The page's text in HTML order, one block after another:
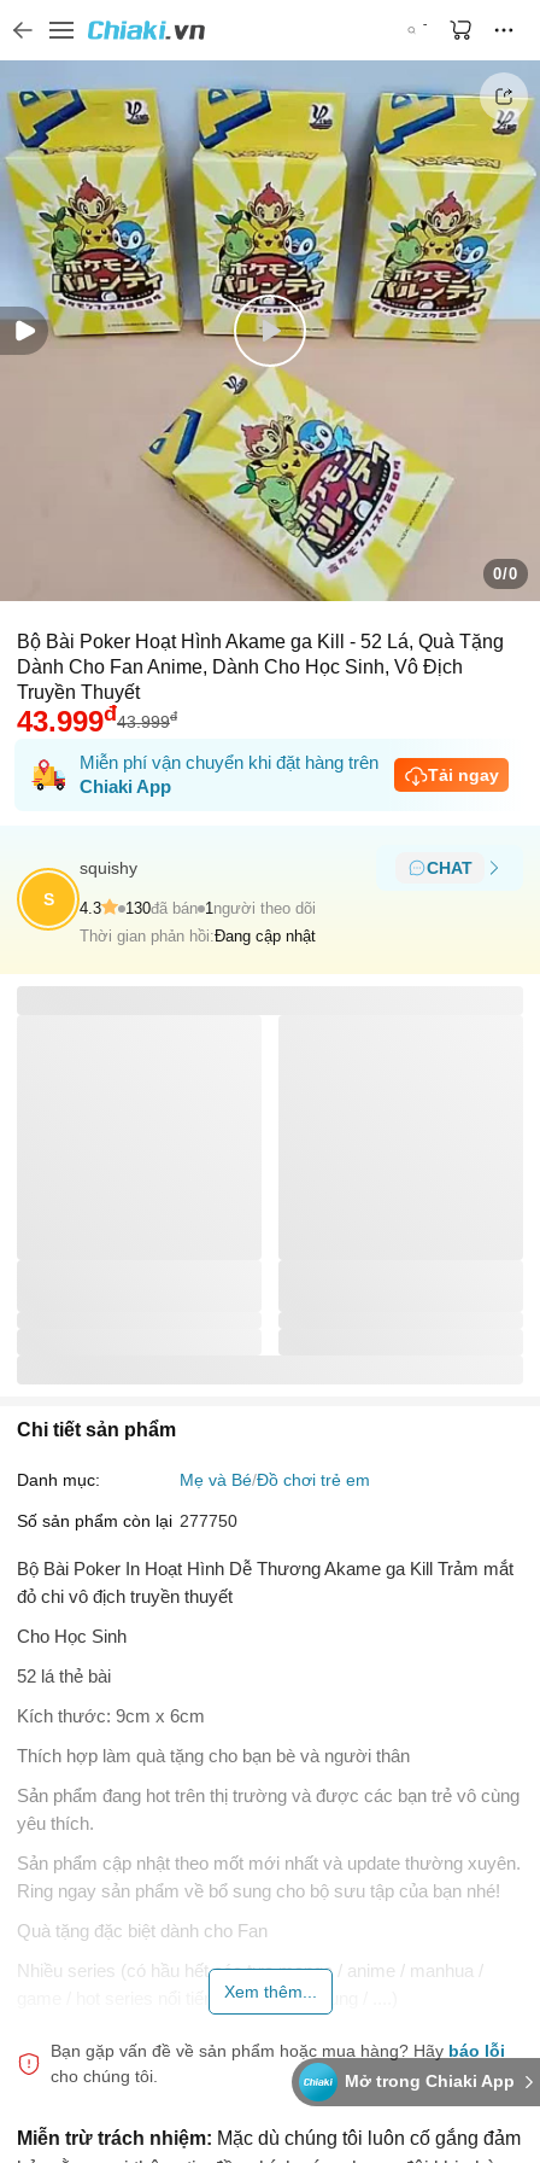
0/0
Mở trong Chiaki App
Bộ Bài Poker Hoạt Hình Akame ga Kill - 52 Lá, Quà Tặng
Dành Cho Fan Anime, Dành Cho Học Sinh, Vô Địch
Truyền Thuyết
43.999đ43.999đ
Miễn phí vận chuyển khi đặt hàng trên
Chiaki App
Tải ngay
S
squishy CHAT
4.3 130đã bán 1 người theo dõi
Thời gian phản hồi:Đang cập nhật
Chi tiết sản phẩm
Danh mục: Mẹ và Bé Đồ chơi trẻ em
Số sản phẩm còn lại 277750
Bộ Bài Poker In Hoạt Hình Dễ Thương Akame ga Kill Trảm mắt
đỏ chi vô địch truyền thuyết
Cho Học Sinh
52 lá thẻ bài
Kích thước: 9cm x 6cm
Thích hợp làm quà tặng cho bạn bè và người thân
Sản phẩm đang hot trên thị trường và được các bạn trẻ vô cùng
yêu thích.
Sản phẩm cập nhật theo mốt mới nhất và update thường xuyên.
Ring ngay sản phẩm về bổ sung cho bộ sưu tập của bạn nhé!
Quà tặng đặc biệt dành cho Fan
Nhiều series (có hầu hết các tựa manga / anime / manhua /
game / hot series nổi tiếng của Nhật / Trung / ....)
Thiên Quan Tứ Phúc
Sát Phá Lang
Xem thêm...
Bạn gặp vấn đề về sản phẩm hoặc mua hàng? Hãy báo lỗi
cho chúng tôi.
Miễn trừ trách nhiệm: Mặc dù chúng tôi luôn cố gắng đảm